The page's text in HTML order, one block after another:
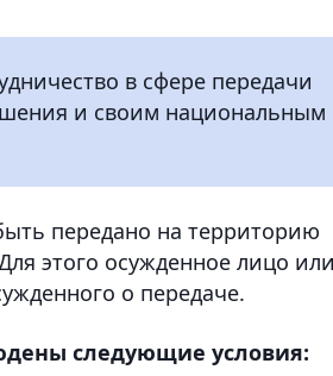
в сфере передачи
и своим национальным
передано на территорию
этого осужденное лицо
о передаче.
следующие условия: